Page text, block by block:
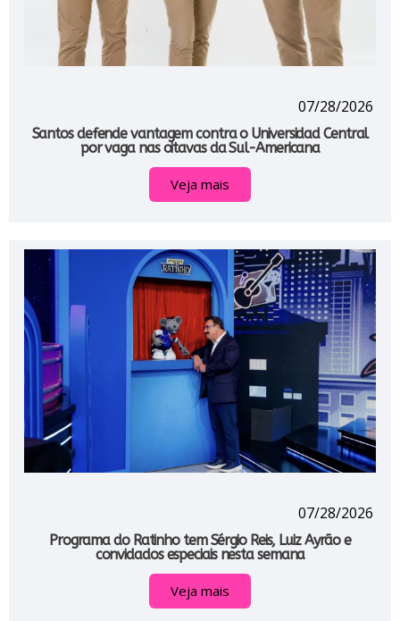
07/28/2026
Santos defende vantagem contra o Universidad Central
por vaga nas oitavas da Sul-Americana
Veja mais
07/28/2026
Programa do Ratinho tem Sérgio Reis, Luiz Ayrão e
convidados especiais nesta semana
Veja mais